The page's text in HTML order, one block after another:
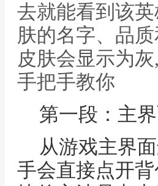
去就能看到该
肤的名字、品
皮肤会显示为
手把手教你
第一段：主
从游戏主界
手会直接点开